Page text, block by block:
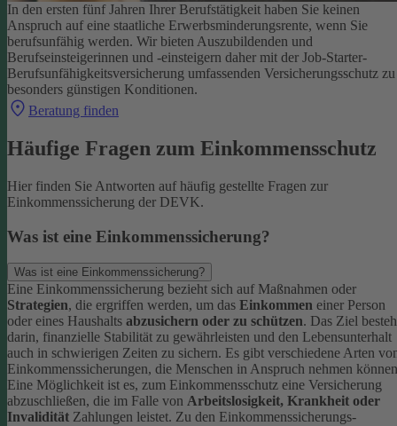
In den ersten fünf Jahren Ihrer Berufstätigkeit haben Sie keinen
Anspruch auf eine staatliche Erwerbsminderungsrente, wenn Sie
berufsunfähig werden. Wir bieten Auszubildenden und
Berufseinsteigerinnen und -einsteigern daher mit der Job-Starter-
Berufsunfähigkeitsversicherung umfassenden Versicherungsschutz zu
besonders günstigen Konditionen.
Beratung finden
Häufige Fragen zum Einkommensschutz
Hier finden Sie Antworten auf häufig gestellte Fragen zur
Einkommenssicherung der DEVK.
Was ist eine Einkommenssicherung?
Was ist eine Einkommenssicherung?
Eine Einkommenssicherung bezieht sich auf Maßnahmen oder
Strategien, die ergriffen werden, um das Einkommen einer Person
oder eines Haushalts abzusichern oder zu schützen. Das Ziel
darin, finanzielle Stabilität zu gewährleisten und den Lebensunterhalt
auch in schwierigen Zeiten zu sichern. Es gibt verschiedene Arten
Einkommenssicherungen, die Menschen in Anspruch nehmen
Eine Möglichkeit ist es, zum Einkommensschutz eine Versicherung
abzuschließen, die im Falle von Arbeitslosigkeit, Krankheit oder
Invalidität Zahlungen leistet. Zu den Einkommenssicherungs-